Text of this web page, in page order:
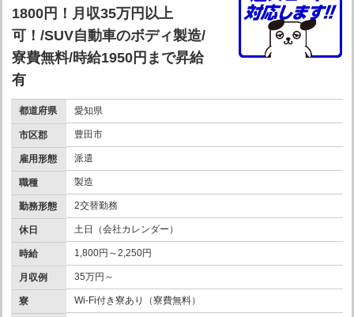
1800円！月収35万円以上
可！/SUV自動車のボディ製造/
寮費無料/時給1950円まで昇給
有
都道府県 愛知県
市区郡 豊田市
雇用形態 派遣
職種 製造
勤務形態 2交替勤務
休日 土日（会社カレンダー）
時給 1,800円～2,250円
月収例 35万円～
寮 Wi-Fi付き寮あり（寮費無料）